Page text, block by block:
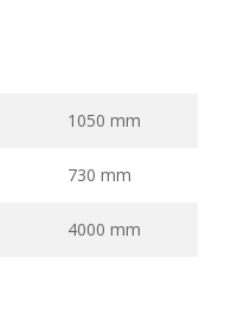
1050 mm
730 mm
4000 mm